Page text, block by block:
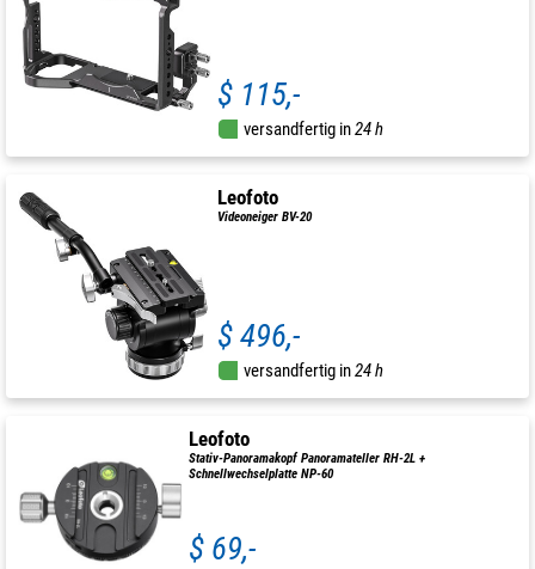
$ 115,-
versandfertig in24 h
Leofoto
Videoneiger BV-20
$ 496,-
versandfertig in24 h
Leofoto
Stativ-Panoramakopf Panoramateller RH-2L +
Schnellwechselplatte NP-60
$ 69,-